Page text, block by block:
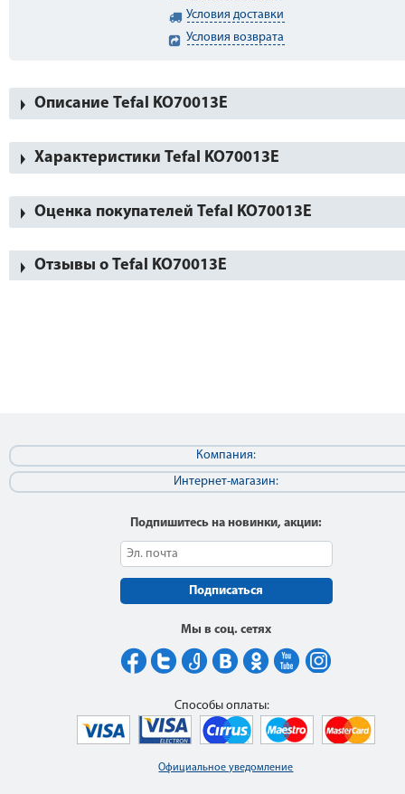
Условия доставки
Условия возврата
Описание Tefal KO70013E
Характеристики Tefal KO70013E
Оценка покупателей Tefal KO70013E
Отзывы о Tefal KO70013E
Компания:
Интернет-магазин:
Подпишитесь на новинки, акции:
Подписаться
Мы в соц. сетях
Официальное уведомление
Способы оплаты: